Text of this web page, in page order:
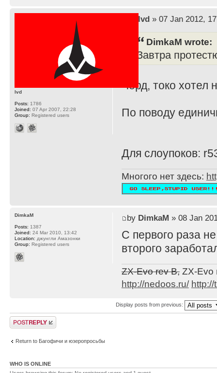
lvd» 07 Jan 2012,
DimkaM wrote:
Завтра
Чорд, токо хотел
По поводу
Для слоупоков:
Многого нет здесь:
lvd
Posts: 1786
Joined: 07 Apr 2007, 22:28
Group: Registered users
by DimkaM » 08 Jan
С первого раза
второго
ZX-Evo rev B,ZX-Evo
http://nedoos.ru/
DimkaM
Posts: 1387
Joined: 24 Mar 2010, 13:42
Location: джунгли Амазонки
Group: Registered users
Display posts from previous:
Post a reply
Return to Багофичи и юзеропросьбы
WHO IS ONLINE